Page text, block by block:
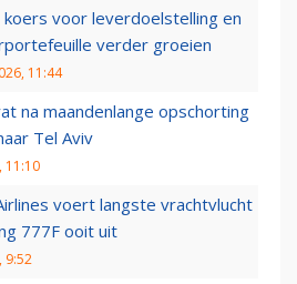
koers voor leverdoelstelling en
verder groeien
11:44
na maandenlange opschorting
Tel Aviv
11:10
voert langste vrachtvlucht
777F ooit uit
9:52